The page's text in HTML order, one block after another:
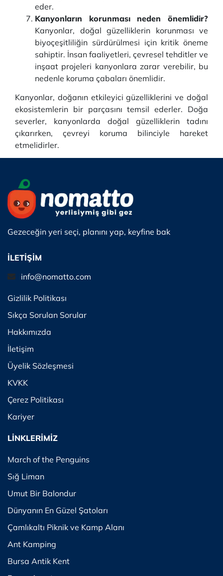
eder.
Kanyonların korunması neden önemlidir?
Kanyonlar, doğal güzelliklerin korunması ve
biyoçeşitliliğin sürdürülmesi için kritik öneme
sahiptir. İnsan faaliyetleri, çevresel tehditler ve
inşaat projeleri kanyonlara zarar verebilir, bu
nedenle koruma çabaları önemlidir.
Kanyonlar, doğanın etkileyici güzelliklerini ve doğal
ekosistemlerin bir parçasını temsil ederler. Doğa
severler, kanyonlarda doğal güzelliklerin tadını
çıkarırken, çevreyi koruma bilinciyle hareket
etmelidirler.
Gezeceğin yeri seçi, planını yap, keyfine bak
İLETİŞİM
info@nomatto.com
Gizlilik Politikası
Sıkça Sorulan Sorular
Hakkımızda
İletişim
Üyelik Sözleşmesi
KVKK
Çerez Politikası
Kariyer
LİNKLERİMİZ
March of the Penguins
Sığ Liman
Umut Bir Balondur
Dünyanın En Güzel Şatoları
Çamlıkaltı Piknik ve Kamp Alanı
Ant Kamping
Bursa Antik Kent